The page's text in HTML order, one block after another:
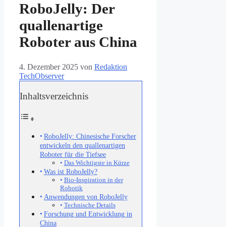
RoboJelly: Der
quallenartige
Roboter aus China
4. Dezember 2025 von Redaktion
TechObserver
Inhaltsverzeichnis
RoboJelly: Chinesische Forscher
entwickeln den quallenartigen
Roboter für die Tiefsee
Das Wichtigste in Kürze
Was ist RoboJelly?
Bio-Inspiration in der
Robotik
Anwendungen von RoboJelly
Technische Details
Forschung und Entwicklung in
China